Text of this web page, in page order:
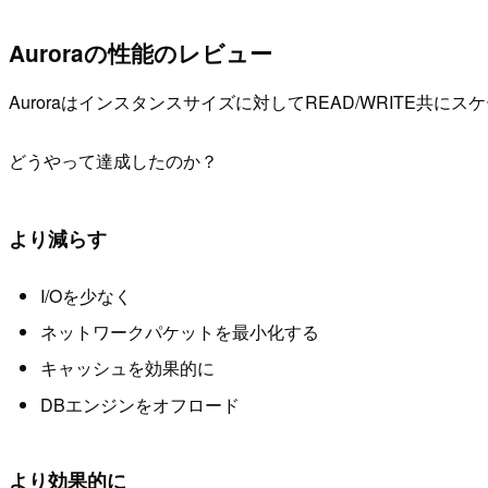
Auroraの性能のレビュー
Auroraはインスタンスサイズに対してREAD/WRITE共にスケ
どうやって達成したのか？
より減らす
I/Oを少なく
ネットワークパケットを最小化する
キャッシュを効果的に
DBエンジンをオフロード
より効果的に